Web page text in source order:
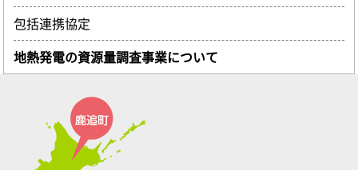
包括連携協定
地熱発電の資源量調査事業について